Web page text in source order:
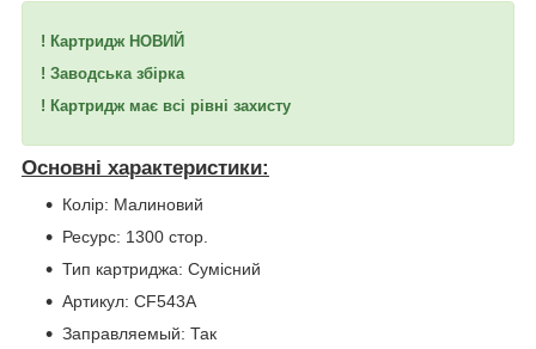
! Картридж НОВИЙ
! Заводська збірка
! Картридж має всі рівні захисту
Основні характеристики:
Колір: Малиновий
Ресурс: 1300 стор.
Тип картриджа: Сумісний
Артикул: CF543A
Заправляемый: Так